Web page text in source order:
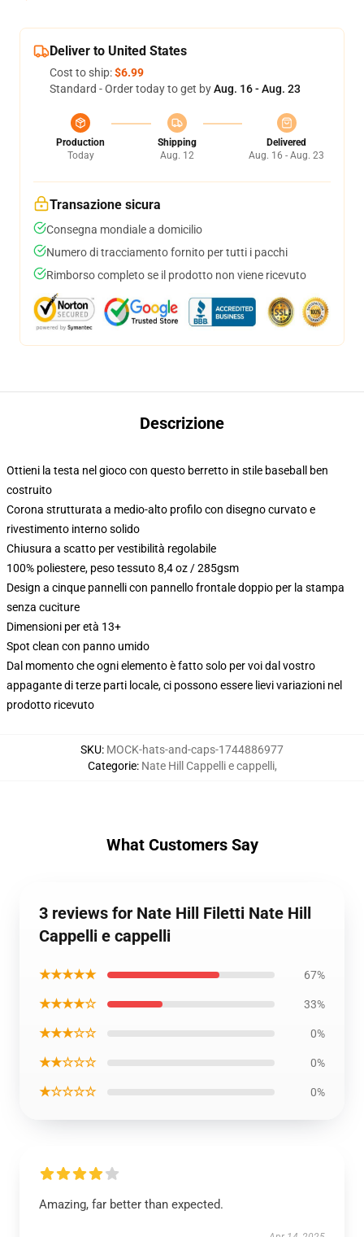
Deliver to United States
Cost to ship:$6.99
Standard - Order today to get byAug. 16 - Aug. 23
Production
Today
Shipping
Aug. 12
Delivered
Aug. 16 - Aug. 23
Transazione sicura
Consegna mondiale a domicilio
Numero di tracciamento fornito per tutti i pacchi
Rimborso completo se il prodotto non viene ricevuto
Descrizione
Ottieni la testa nel gioco con questo berretto in stile baseball ben
costruito
Corona strutturata a medio-alto profilo con disegno curvato e
rivestimento interno solido
Chiusura a scatto per vestibilità regolabile
100% poliestere, peso tessuto 8,4 oz / 285gsm
Design a cinque pannelli con pannello frontale doppio per la stampa
senza cuciture
Dimensioni per età 13+
Spot clean con panno umido
Dal momento che ogni elemento è fatto solo per voi dal vostro
appagante di terze parti locale, ci possono essere lievi variazioni nel
prodotto ricevuto
SKU: MOCK-hats-and-caps-1744886977
Categorie: Nate Hill Cappelli e cappelli,
What Customers Say
3 reviews for Nate Hill Filetti Nate Hill
Cappelli e cappelli
★★★★★ 67%
★★★★☆ 33%
★★★☆☆ 0%
★★☆☆☆ 0%
★☆☆☆☆ 0%
Amazing, far better than expected.